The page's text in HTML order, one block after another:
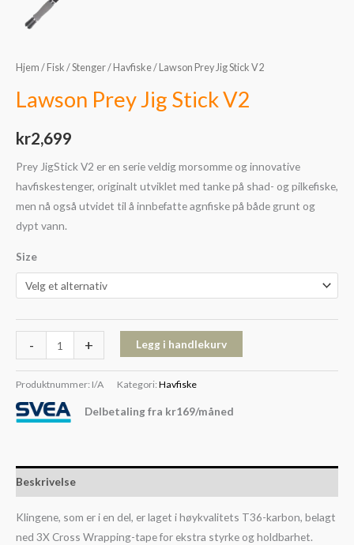
Hjem / Fisk /Stenger/ Havfiske/ Lawson Prey Jig Stick V2
Lawson Prey Jig Stick V2
kr2,699
Prey JigStick V2 er en serie veldig morsomme og innovative
havfiskestenger, originalt utviklet med tanke på shad- og pilkefiske,
men nå også utvidet til å innbefatte agnfiske på både grunt og
dypt vann.
Size
- + Legg i handlekurv
Produktnummer: I/A Kategori: Havfiske
Delbetaling fra kr169/måned
Beskrivelse
Klingene, som er i en del, er laget i høykvalitets T36-karbon, belagt
ned 3X Cross Wrapping-tape for ekstra styrke og holdbarhet.